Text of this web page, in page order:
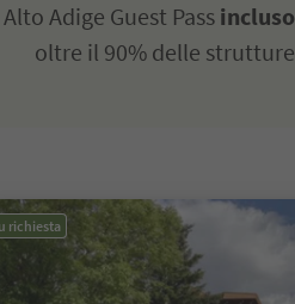
Alto Adige Guest Pass incluso
oltre il 90% delle strutture
richiesta